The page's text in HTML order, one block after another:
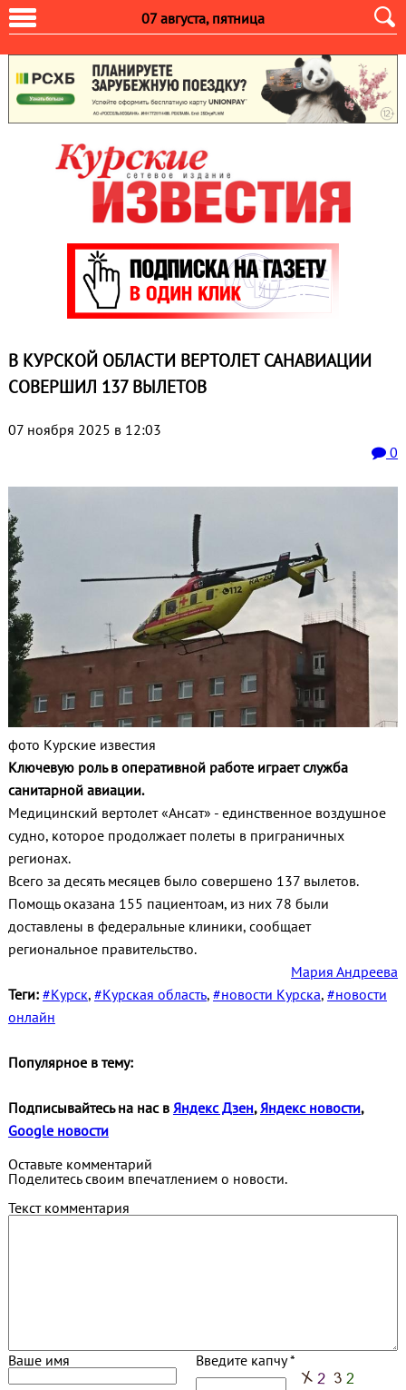
07 августа, пятница
В КУРСКОЙ ОБЛАСТИ ВЕРТОЛЕТ САНАВИАЦИИ
СОВЕРШИЛ 137 ВЫЛЕТОВ
07 ноября 2025 в 12:03
0
фото Курские известия
Ключевую роль в оперативной работе играет служба
санитарной авиации.
Медицинский вертолет «Ансат» - единственное воздушное
судно, которое продолжает полеты в приграничных
регионах.
Всего за десять месяцев было совершено 137 вылетов.
Помощь оказана 155 пациентоам, из них 78 были
доставлены в федеральные клиники, сообщает
региональное правительство.
Мария Андреева
Теги: #Курск, #Курская область, #новости Курска, #новости
онлайн
Популярное в тему:
Подписывайтесь на нас в Яндекс Дзен, Яндекс новости,
Google новости
Оставьте комментарий
Поделитесь своим впечатлением о новости.
Текст комментария
Ваше имя Введите капчу *